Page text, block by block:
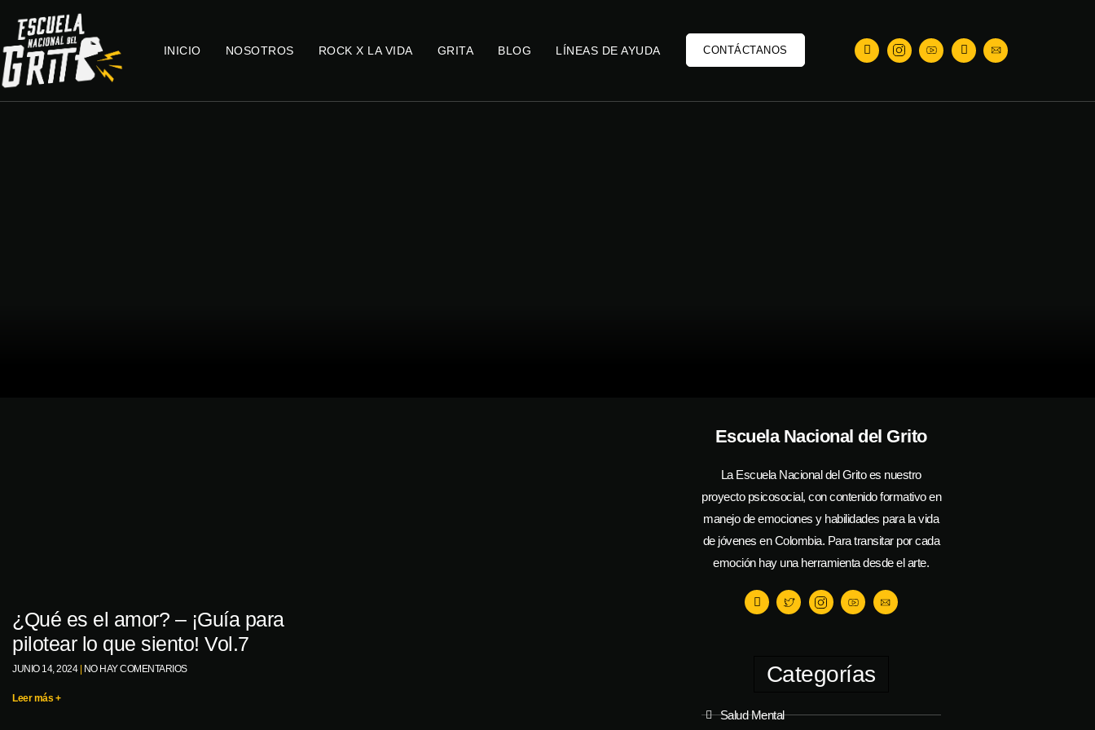
INICIO NOSOTROS ROCK X LA VIDA GRITA BLOG LÍNEAS DE AYUDA CONTÁCTANOS
¿Qué es el amor? – ¡Guía para
pilotear lo que siento! Vol.7
JUNIO 14, 2024 NO HAY COMENTARIOS
Leer más +
Escuela Nacional del Grito
La Escuela Nacional del Grito es nuestro
proyecto psicosocial, con contenido formativo en
manejo de emociones y habilidades para la vida
de jóvenes en Colombia. Para transitar por cada
emoción hay una herramienta desde el arte.
Categorías
Salud Mental